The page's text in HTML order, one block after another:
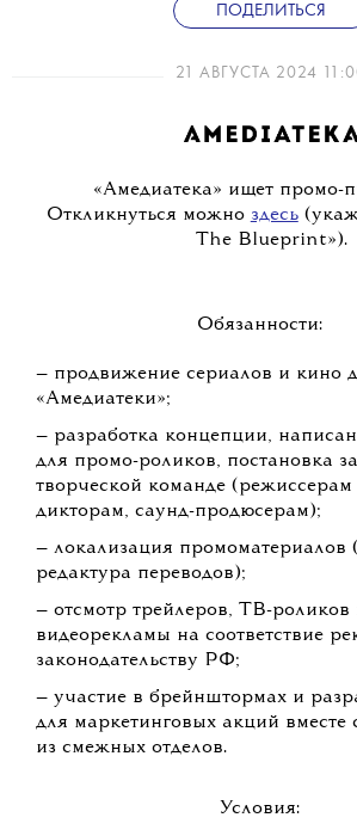
ПОДЕЛИТЬСЯ
21 АВГУСТА 2024
«Амедиатека» ищет промо-
Откликнуться можно здесь
The Blueprint»).
Обязанности:
— продвижение сериалов и кино
«Амедиатеки»;
— разработка концепции,
для промо-роликов, постановка
творческой команде
дикторам, саунд-продюсерам);
— локализация промоматериалов
редактура переводов);
— отсмотр трейлеров, ТВ-роликов
видеорекламы на соответствие
законодательству РФ;
— участие в брейнштормах и
для маркетинговых акций вместе
из смежных отделов.
Условия: